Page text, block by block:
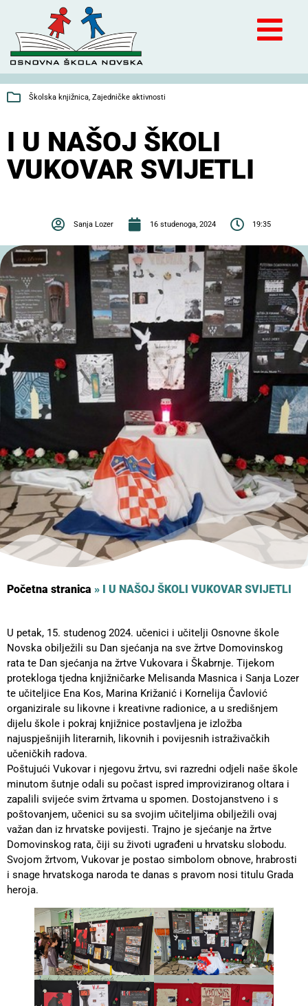
Školska knjižnica, Zajedničke aktivnosti
I U NAŠOJ ŠKOLI
VUKOVAR SVIJETLI
Sanja Lozer 16 studenoga, 2024 19:35
Početna stranica » I U NAŠOJ ŠKOLI VUKOVAR SVIJETLI
U petak, 15. studenog 2024. učenici i učitelji Osnovne škole
Novska obilježili su Dan sjećanja na sve žrtve Domovinskog
rata te Dan sjećanja na žrtve Vukovara i Škabrnje. Tijekom
protekloga tjedna knjižničarke Melisanda Masnica i Sanja Lozer
te učiteljice Ena Kos, Marina Križanić i Kornelija Čavlović
organizirale su likovne i kreativne radionice, a u središnjem
dijelu škole i pokraj knjižnice postavljena je izložba
najuspješnijih literarnih, likovnih i povijesnih istraživačkih
učeničkih radova.
Poštujući Vukovar i njegovu žrtvu, svi razredni odjeli naše škole
minutom šutnje odali su počast ispred improviziranog oltara i
zapalili svijeće svim žrtvama u spomen. Dostojanstveno i s
poštovanjem, učenici su sa svojim učiteljima obilježili ovaj
važan dan iz hrvatske povijesti. Trajno je sjećanje na žrtve
Domovinskog rata, čiji su životi ugrađeni u hrvatsku slobodu.
Svojom žrtvom, Vukovar je postao simbolom obnove, hrabrosti
i snage hrvatskoga naroda te danas s pravom nosi titulu Grada
heroja.